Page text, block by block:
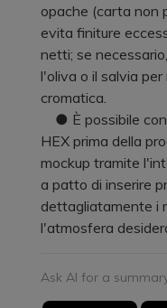
opache (carta non
evita finiture
netti; se
l'oliva o il salvia
cromatica.
● È possibile
HEX prima della
mockup tramite
a patto di inserire
dettagliatamente i
l'atmosfera
Ask AI for a